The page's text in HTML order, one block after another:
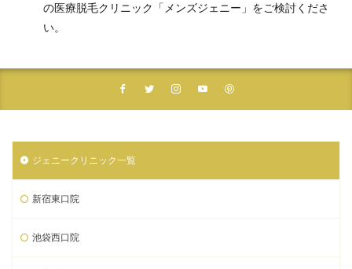
の医療脱毛クリニック「メンズジェニー」をご検討くださ
い。
ジェニークリニック一覧
新宿東口院
池袋西口院